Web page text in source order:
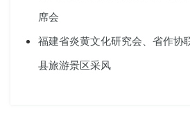
席会
福建省炎黄文化研究会、省作协
县旅游景区采风